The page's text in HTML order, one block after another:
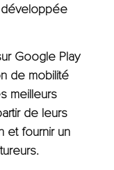
développée
Google Play
de mobilité
meilleurs
de leurs
et fournir un